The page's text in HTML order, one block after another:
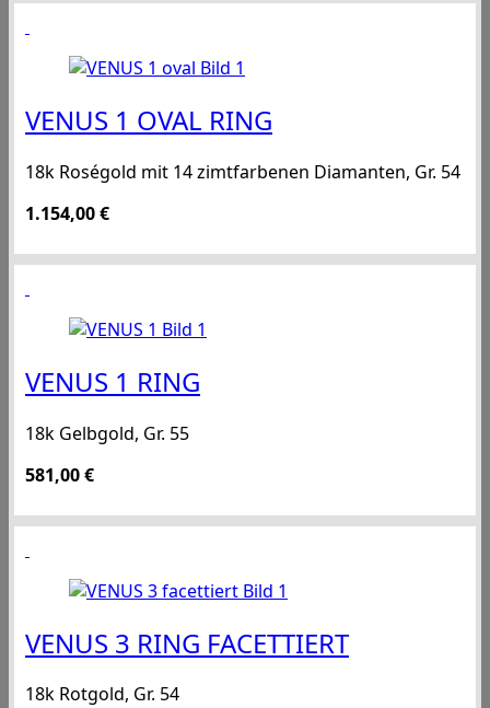
VENUS 1 OVAL RING
18k Roségold mit 14 zimtfarbenen Diamanten, Gr. 54
1.154,00€
VENUS 1 RING
18k Gelbgold, Gr. 55
581,00€
VENUS 3 RING FACETTIERT
18k Rotgold, Gr. 54